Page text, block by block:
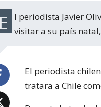
El periodista Javier Olivares aseguró en Twitter que se debía "ir preparado" antes de visitar a su país
El periodista
tratara a Chile